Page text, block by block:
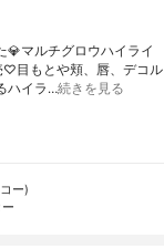
💎マルチグロウハイライ
目もとや頬、唇、デコル
ハイラ…続きを見る
ー)